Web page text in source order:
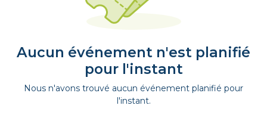
Aucun événement n'est planifié
pour l'instant
Nous n'avons trouvé aucun événement planifié pour
l'instant.